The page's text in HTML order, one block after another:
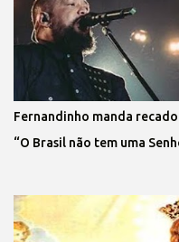
Fernandinho manda
“O Brasil não tem uma